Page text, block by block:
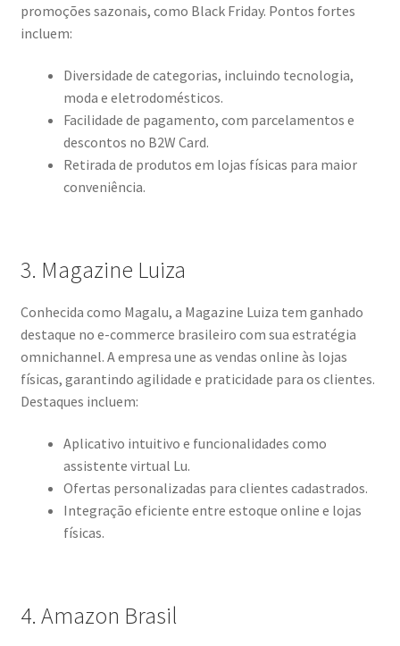
promoções sazonais, como Black Friday. Pontos fortes
incluem:
Diversidade de categorias, incluindo tecnologia,
moda e eletrodomésticos.
Facilidade de pagamento, com parcelamentos e
descontos no B2W Card.
Retirada de produtos em lojas físicas para maior
conveniência.
3. Magazine Luiza
Conhecida como Magalu, a Magazine Luiza tem ganhado
destaque no e-commerce brasileiro com sua estratégia
omnichannel. A empresa une as vendas online às lojas
físicas, garantindo agilidade e praticidade para os clientes.
Destaques incluem:
Aplicativo intuitivo e funcionalidades como
assistente virtual Lu.
Ofertas personalizadas para clientes cadastrados.
Integração eficiente entre estoque online e lojas
físicas.
4. Amazon Brasil